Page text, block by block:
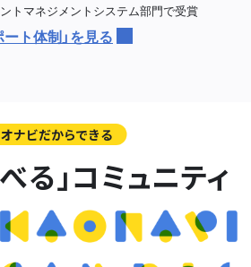
トマネジメントシステム部門で受賞
ート体制」を見る
ナビだからできる
る」コミュニティ